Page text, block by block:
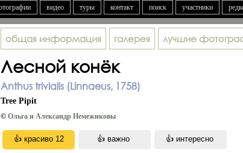
видео туры контакт поиск участники
общая информация галерея лучшие
Лесной конёк
Anthus trivialis (Linnaeus, 1758)
Tree Pipit
© Ольга и Александр Немежиковы